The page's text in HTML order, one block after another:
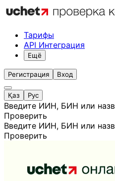
Тарифы
API Интеграция
Ещё
Регистрация Вход
Қаз Рус
Введите ИИН, БИН или
Проверить
Введите ИИН, БИН или
Проверить